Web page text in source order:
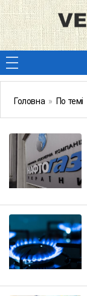
Головна » По темі